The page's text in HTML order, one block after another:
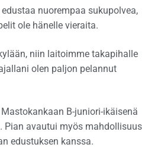
nuorempaa sukupolvea,
ole hänelle vieraita.
niin laitoimme takapihalle
olen paljon pelannut
B-juniori-ikäisenä
Pian avautui myös mahdollisuus
edustuksen kanssa.